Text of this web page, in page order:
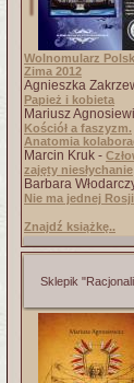
Wolnomularz
Zima 2012
Agnieszka
Papież i kobieta
Mariusz
Kościół a faszyzm.
Anatomia
Marcin Kruk -
zajęty niesłychanie
Barbara
Nie ma jednej Rosji
Znajdź książkę..
Sklepik